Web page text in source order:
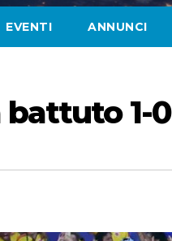
EVENTI ANNUNCI
1-0